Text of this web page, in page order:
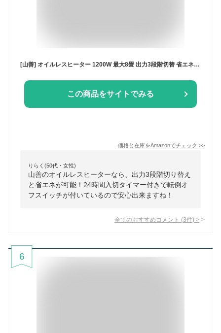
[山善] オイルレスヒーター 1200W 最大8畳 出力3段階切替 省エネ 温度調節機能 24時間入切タイマー付 チャイルドロック 転倒オフスイッチ ブラック DOL-J121(BK)
この商品をサイトでみる
価格と在庫をAmazonでチェック >>
りらく(50代・女性)
山善のオイルレスヒーターなら、出力3段階切り替え
と省エネが可能！24時間入切タイマー付きで転倒オ
フスイッチが付いているので安心出来ますね！
全てのおすすめコメント (3件) >
6